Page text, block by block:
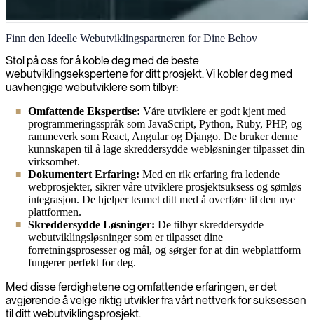
Webutvikling
Vi hjelper selskaper med å navigere i den digitale verden ved å
utvikle skreddersydde webløsninger som samsvarer med
forretningsmålene, og sikrer en sømløs tilstedeværelse på nett
konverteringsrater.
Finn den Ideelle Webutviklingspartneren for Dine Behov
Stol på oss for å koble deg med de beste
webutviklingsekspertene for ditt prosjekt. Vi kobler deg med
uavhengige webutviklere som tilbyr:
Omfattende Ekspertise: Våre utviklere er godt kjent med
programmeringsspråk som JavaScript, Python, Ruby, PHP, og
rammeverk som React, Angular og Django. De bruker denne
kunnskapen til å lage skreddersydde webløsninger tilpasset din
virksomhet.
Dokumentert Erfaring: Med en rik erfaring fra ledende
webprosjekter, sikrer våre utviklere prosjektsuksess og sømløs
integrasjon. De hjelper teamet ditt med å overføre til den nye
plattformen.
Skreddersydde Løsninger: De tilbyr skreddersydde
webutviklingsløsninger som er tilpasset dine
forretningsprosesser og mål, og sørger for at din webplattform
fungerer perfekt for deg.
Med disse ferdighetene og omfattende erfaringen, er det
avgjørende å velge riktig utvikler fra vårt nettverk for suksessen
til ditt webutviklingsprosjekt.